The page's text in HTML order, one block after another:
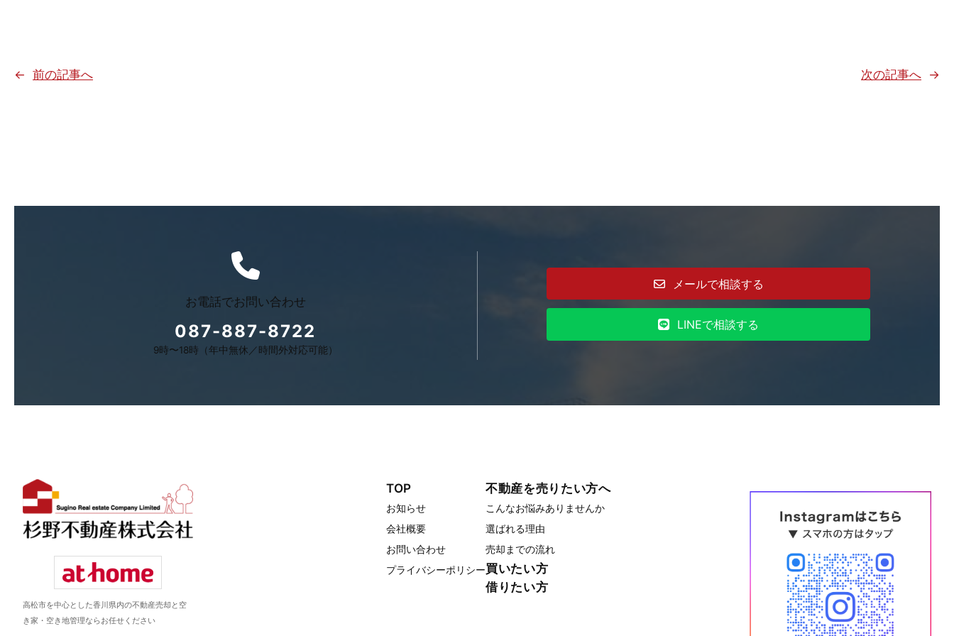
← 前の記事へ 次の記事へ →
お電話でお問い合わせ
087-887-8722
9時〜18時（年中無休／時間外対応可能）
メールで相談する
LINEで相談する
高松市を中心とした香川県内の不動産売却と空
き家・空き地管理ならお任せください
TOP
お知らせ
会社概要
お問い合わせ
プライバシーポリシー
不動産を売りたい方へ
こんなお悩みありませんか
選ばれる理由
売却までの流れ
買いたい方
借りたい方